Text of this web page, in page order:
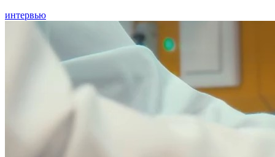
интервью